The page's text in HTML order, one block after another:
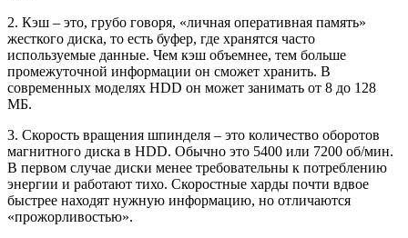
2. Кэш – это, грубо говоря, «личная оперативная память»
жесткого диска, то есть буфер, где хранятся часто
используемые данные. Чем кэш объемнее, тем больше
промежуточной информации он сможет хранить. В
современных моделях HDD он может занимать от 8 до 128
МБ.
3. Скорость вращения шпинделя – это количество оборотов
магнитного диска в HDD. Обычно это 5400 или 7200 об/мин.
В первом случае диски менее требовательны к потреблению
энергии и работают тихо. Скоростные харды почти вдвое
быстрее находят нужную информацию, но отличаются
«прожорливостью».